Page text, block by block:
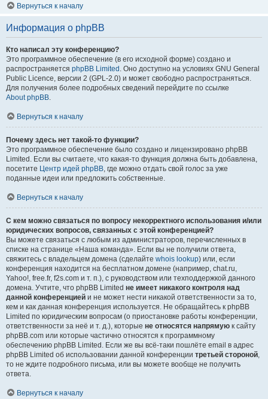
Вернуться к началу
Информация о phpBB
Кто написал эту конференцию?
Это программное обеспечение (в его исходной форме) создано и
распространяется phpBB Limited . Оно доступно на условиях GNU General
Public Licence, версии 2 (GPL-2.0) и может свободно распространяться.
Для получения более подробных сведений перейдите по ссылке
About phpBB.
Вернуться к началу
Почему здесь нет такой-то функции?
Это программное обеспечение было создано и лицензировано phpBB
Limited. Если вы считаете, что какая-то функция должна быть добавлена,
посетите Центр идей phpBB, где можно отдать свой голос за уже
поданные идеи или предложить собственные.
Вернуться к началу
С кем можно связаться по вопросу некорректного использования и/или
юридических вопросов, связанных с этой конференцией?
Вы можете связаться с любым из администраторов, перечисленных в
списке на странице «Наша команда». Если вы не получили ответа,
свяжитесь с владельцем домена (сделайте whois lookup) или, если
конференция находится на бесплатном домене (например, chat.ru,
Yahoo!, free.fr, f2s.com и т. п.), с руководством или техподдержкой данного
домена. Учтите, что phpBB Limited не имеет никакого контроля над
данной конференцией и не может нести никакой ответственности за то,
кем и как данная конференция используется. Не обращайтесь к phpBB
Limited по юридическим вопросам (о приостановке работы конференции,
ответственности за неё и т. д.), которые не относятся напрямую к сайту
phpBB.com или которые частично относятся к программному
обеспечению phpBB Limited. Если же вы всё-таки пошлёте email в адрес
phpBB Limited об использовании данной конференции третьей стороной,
то не ждите подробного письма, или вы можете вообще не получить
ответа.
Вернуться к началу